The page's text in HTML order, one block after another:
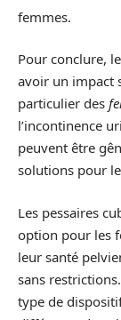
femmes.
Pour conclure,
avoir un impact
particulier des
l’incontinence
peuvent être
solutions pour
Les pessaires
option pour les
leur santé
sans
type de